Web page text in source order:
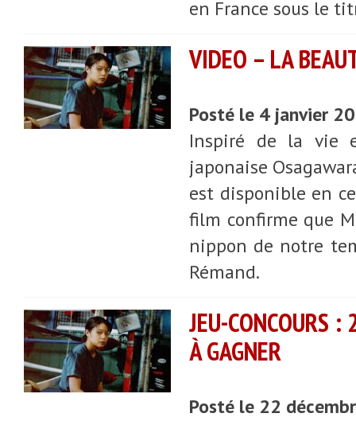
en France sous le
VIDEO – LA
Posté le 4 janvier
Inspiré de la vie
japonaise
est disponible en
film confirme que
nippon de notre
Rémand.
JEU-CONCOURS
À GAGNER
Posté le 22